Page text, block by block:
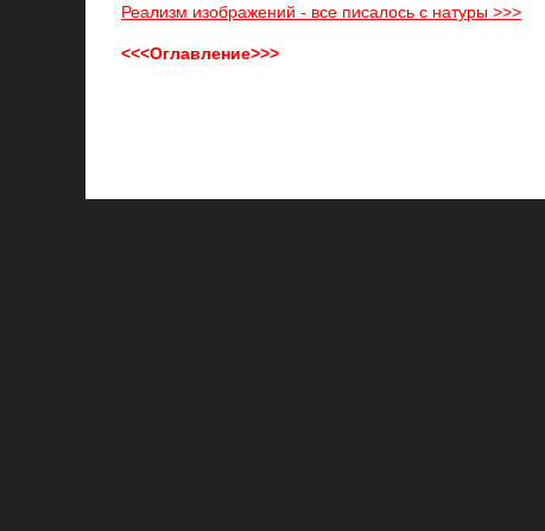
Реализм изображений - все писалось с натуры >>>
<<<Оглавление>>>